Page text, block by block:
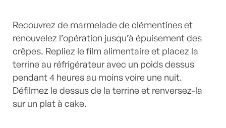
Recouvrez de marmelade de clémentines et
renouvelez l’opération jusqu’à épuisement des
crêpes. Repliez le film alimentaire et placez la
terrine au réfrigérateur avec un poids dessus
pendant 4 heures au moins voire une nuit.
Défilmez le dessus de la terrine et renversez-la
sur un plat à cake.